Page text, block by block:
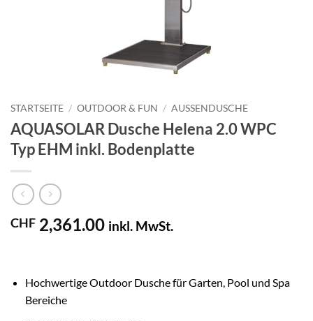
STARTSEITE / OUTDOOR & FUN / AUSSENDUSCHE
AQUASOLAR Dusche Helena 2.0 WPC
Typ EHM inkl. Bodenplatte
CHF 2,361.00 inkl. MwSt.
Hochwertige Outdoor Dusche für Garten, Pool und Spa
Bereiche